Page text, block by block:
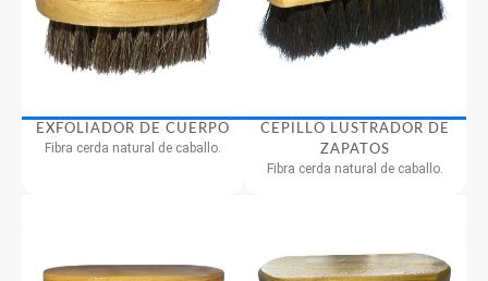
EXFOLIADOR DE CUERPO
Fibra cerda natural de caballo.
CEPILLO LUSTRADOR DE
ZAPATOS
Fibra cerda natural de caballo.